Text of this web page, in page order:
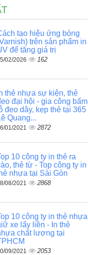
tạo hiệu ứng bóng
trên sản phẩm in
để tăng giá trị
02/2026 162
thẻ nhựa sự kiện, thẻ
đại hội - gia công bấm
đeo dây, kẹp thẻ tại 365
Quang...
01/2021 2872
10 công ty in thẻ ra
thẻ từ - Top công ty in
nhựa tại Sài Gòn
08/2021 2868
10 công ty in thẻ nhựa
xe lấy liền - In thẻ
chất lượng tại
09/2021 2053